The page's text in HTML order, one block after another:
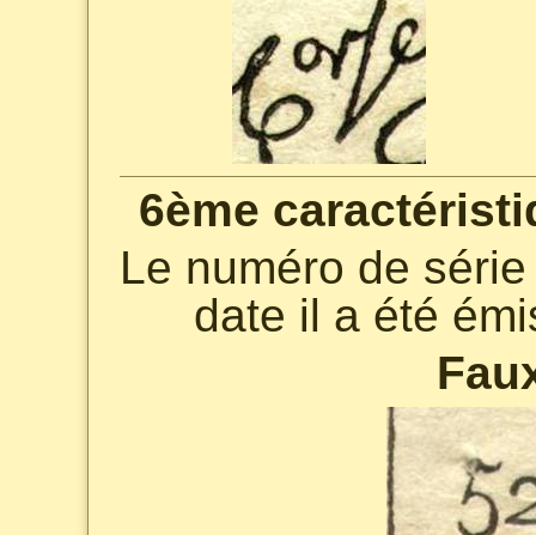
6ème
Le numéro de
date il a été